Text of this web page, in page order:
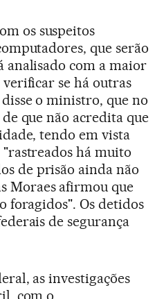
os suspeitos
que serão
analisado com a maior
se há outras
o ministro, que no
que não acredita que
tendo em vista
"rastreados há muito
de prisão ainda não
Moraes afirmou que
foragidos". Os detidos
de segurança
as investigações
com o